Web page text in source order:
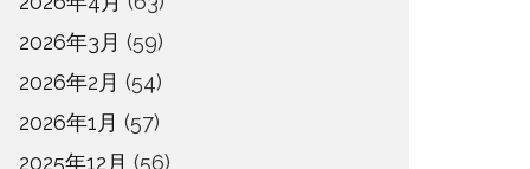
2026年3月 (59)
2026年2月 (54)
2026年1月 (57)
2025年12月 (56)